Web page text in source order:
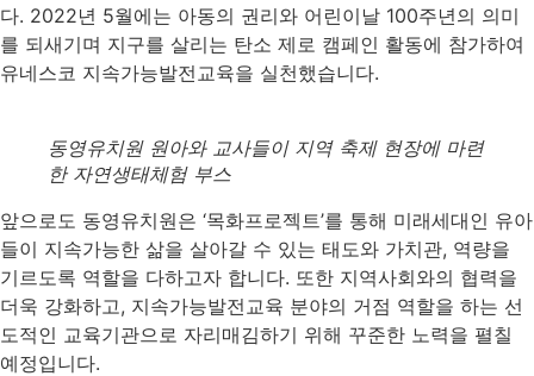
다. 2022년 5월에는 아동의 권리와 어린이날 100주년의 의미
를 되새기며 지구를 살리는 탄소 제로 캠페인 활동에 참가하여
유네스코 지속가능발전교육을 실천했습니다.
동영유치원 원아와 교사들이 지역 축제 현장에 마련
한 자연생태체험 부스
앞으로도 동영유치원은 ‘목화프로젝트’를 통해 미래세대인 유아
들이 지속가능한 삶을 살아갈 수 있는 태도와 가치관, 역량을
기르도록 역할을 다하고자 합니다. 또한 지역사회와의 협력을
더욱 강화하고, 지속가능발전교육 분야의 거점 역할을 하는 선
도적인 교육기관으로 자리매김하기 위해 꾸준한 노력을 펼칠
예정입니다.